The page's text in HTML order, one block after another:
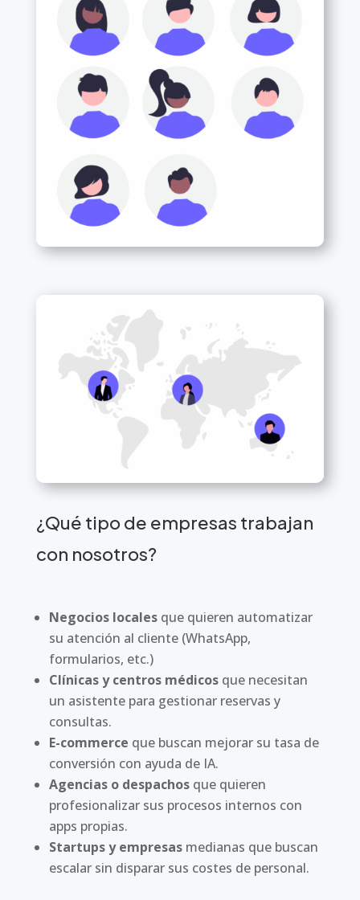
¿Qué tipo de empresas trabajan
con nosotros?
Negocios localesque quieren automatizar
su atención al cliente (WhatsApp,
formularios, etc.)
Clínicas y centros médicosque necesitan
un asistente para gestionar reservas y
consultas.
E-commerce que buscan mejorar su tasa de
conversión con ayuda de IA.
Agencias o despachosque quieren
profesionalizar sus procesos internos con
apps propias.
Startups y empresasmedianas que buscan
escalar sin disparar sus costes de personal.